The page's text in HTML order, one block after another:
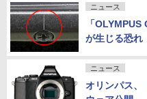
ニュース
「
が生じる恐れ
ニュース
オリンパス、